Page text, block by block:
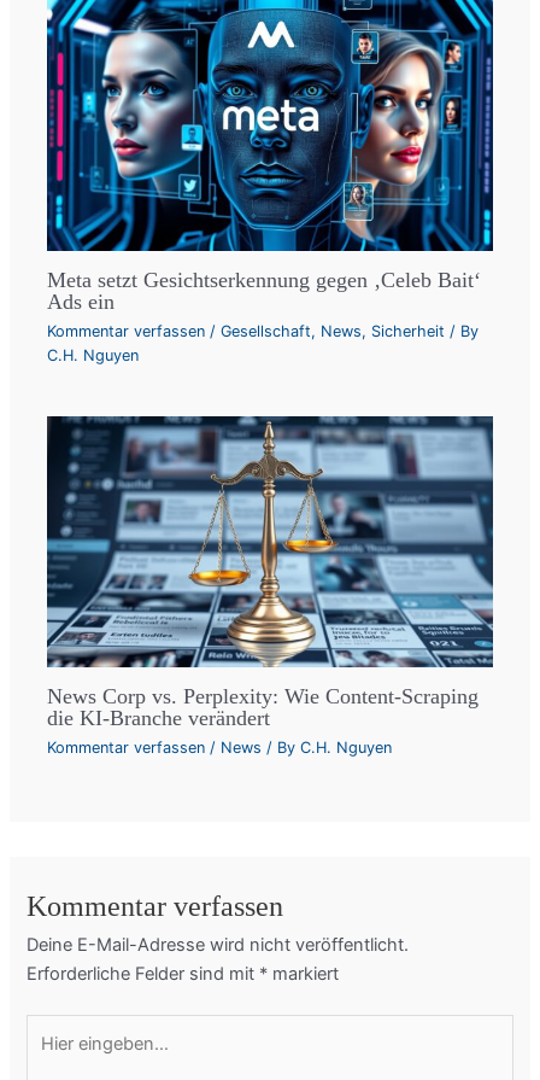
Meta setzt Gesichtserkennung gegen ‚Celeb Bait‘
Ads ein
Kommentar verfassen /Gesellschaft, News, Sicherheit / By
C.H. Nguyen
News Corp vs. Perplexity: Wie Content-Scraping
die KI-Branche verändert
Kommentar verfassen / News / ByC.H. Nguyen
Kommentar verfassen
Deine E-Mail-Adresse wird nicht veröffentlicht.
Erforderliche Felder sind mit * markiert
eingeben…